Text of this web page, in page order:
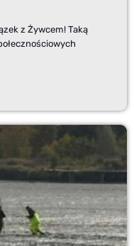
z Żywcem! Taką